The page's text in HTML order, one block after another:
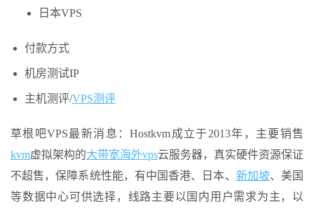
日本VPS
付款方式
机房测试IP
主机测评/VPS测评
草根吧VPS最新消息：Hostkvm成立于2013年，主要销售
kvm虚拟架构的大带宽海外vps云服务器，真实硬件资源保证
不超售，保障系统性能，有中国香港、日本、 新加坡、美国
等数据中心可供选择，线路主要以国内用户需求为主，以